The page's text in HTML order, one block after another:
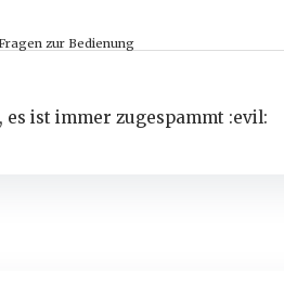
Fragen zur Bedienung
ist immer zugespammt :evil: